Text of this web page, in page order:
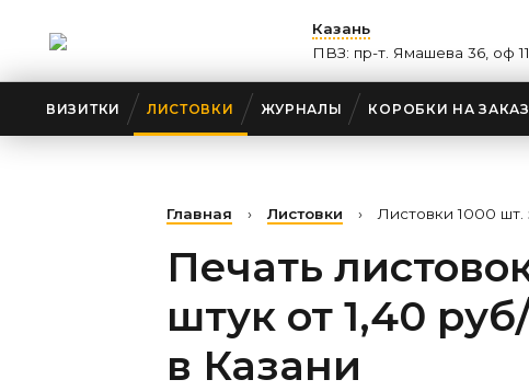
Казань
ПВЗ: пр-т. Ямашева 36, оф
ВИЗИТКИ ЛИСТОВКИ ЖУРНАЛЫ КОРОБКИ НА ЗАКАЗ
Главная › Листовки › Листовки 1000 шт.
Печать
штук от 1,40
в Казани